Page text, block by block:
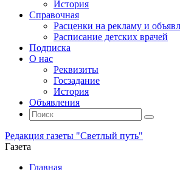
История
Справочная
Расценки на рекламу и
Расписание детских врачей
Подписка
О нас
Реквизиты
Госзадание
История
Объявления
Поиск
Искать:
Поиск
Редакция газеты "Светлый путь"
Газета
Промотать
Главная